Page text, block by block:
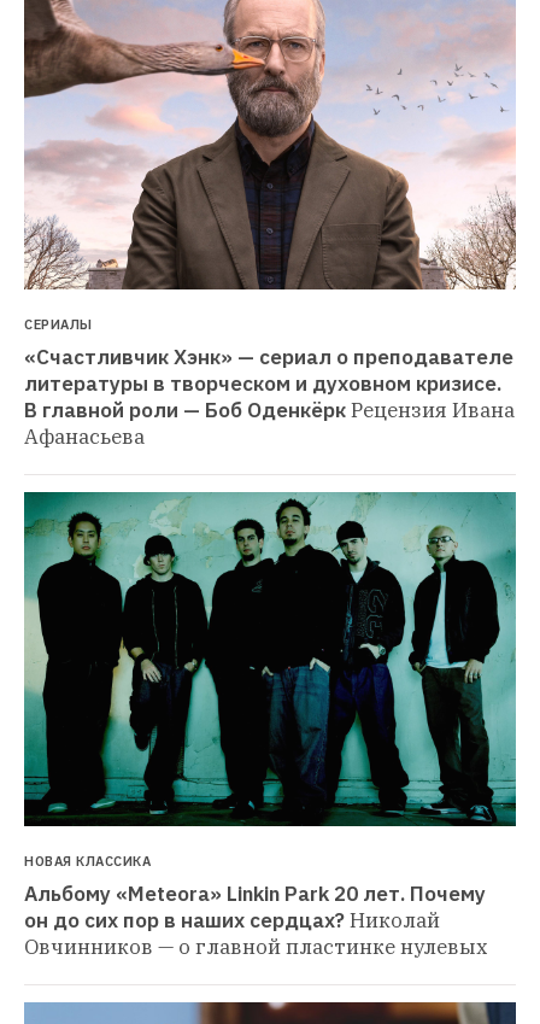
СЕРИАЛЫ
«Счастливчик Хэнк» — сериал о преподавателе
литературы в творческом и духовном кризисе.
В главной роли — Боб ОденкёркРецензия Ивана
Афанасьева
НОВАЯ КЛАССИКА
Альбому «Meteora» Linkin Park 20 лет. Почему
он до сих пор в наших сердцах?Николай
Овчинников — о главной пластинке нулевых